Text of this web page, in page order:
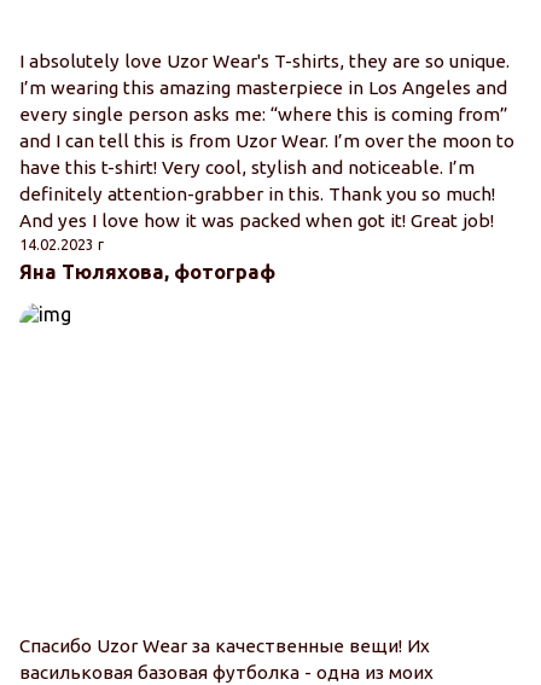
I absolutely love Uzor Wear's T-shirts, they are so unique.
I’m wearing this amazing masterpiece in Los Angeles and
every single person asks me: “where this is coming from”
and I can tell this is from Uzor Wear. I’m over the moon to
have this t-shirt! Very cool, stylish and noticeable. I’m
definitely attention-grabber in this. Thank you so much!
And yes I love how it was packed when got it! Great job!
14.02.2023 г
Яна Тюляхова, фотограф
Спасибо Uzor Wear за качественные вещи! Их
васильковая базовая футболка - одна из моих